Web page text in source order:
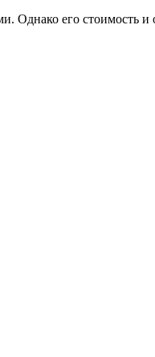
Однако его стоимость